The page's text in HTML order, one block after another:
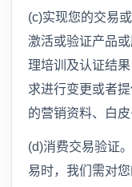
(c)实现您的交易
激活或验证产品
理培训及认证结
求进行变更或者
的营销资料、白
(d)消费交易验证
易时，我们需对